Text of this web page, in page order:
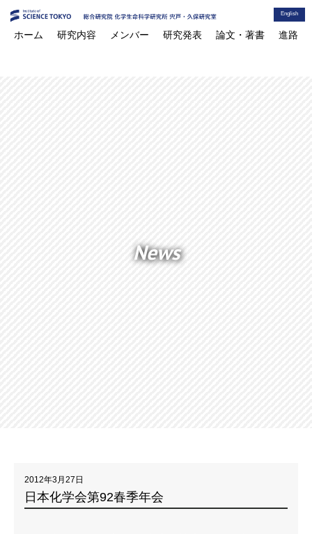
English
ホーム 研究内容 メンバー 研究発表 論文・著書 進路
News
2012年3月27日
日本化学会第92春季年会